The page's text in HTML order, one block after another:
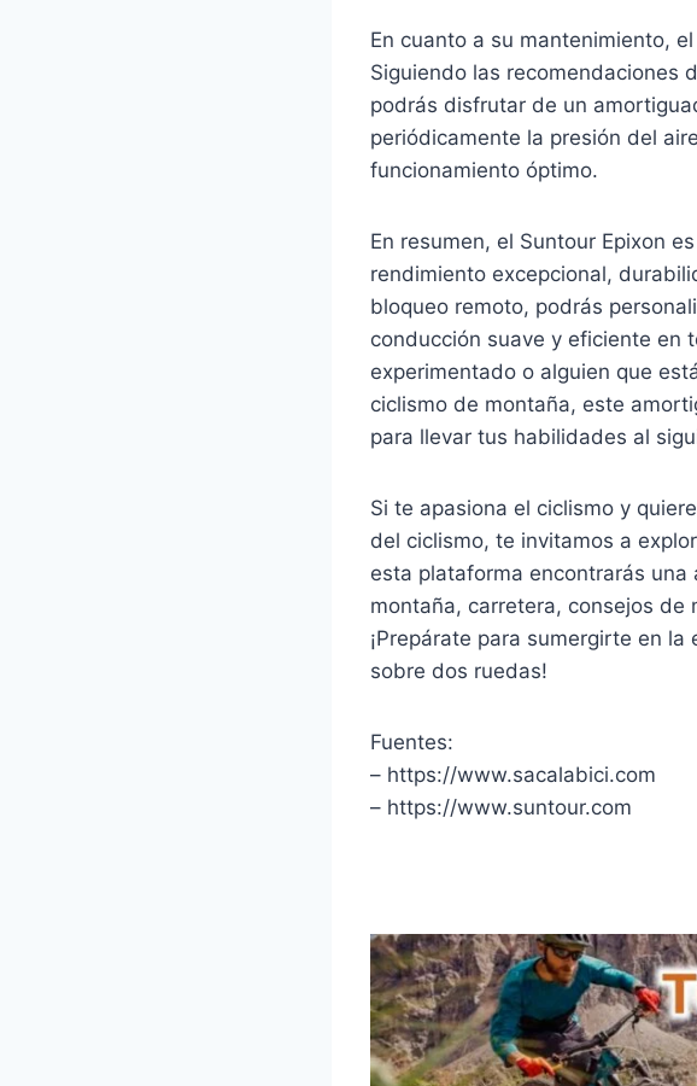
En cuanto a su mantenimiento,
Siguiendo las recomendaciones
podrás disfrutar de un
periódicamente la presión del
funcionamiento óptimo.
En resumen, el Suntour Epixon
rendimiento excepcional,
bloqueo remoto, podrás
conducción suave y eficiente en
experimentado o alguien que
ciclismo de montaña, este
para llevar tus habilidades al
Si te apasiona el ciclismo y
del ciclismo, te invitamos a
esta plataforma encontrarás
montaña, carretera, consejos de
¡Prepárate para sumergirte en
sobre dos ruedas!
Fuentes:
– https://www.sacalabici.com
– https://www.suntour.com